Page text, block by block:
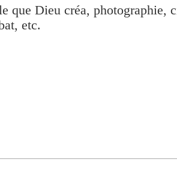
que Dieu créa, photographie,
etc.